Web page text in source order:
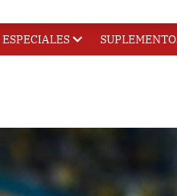
ESPECIALES